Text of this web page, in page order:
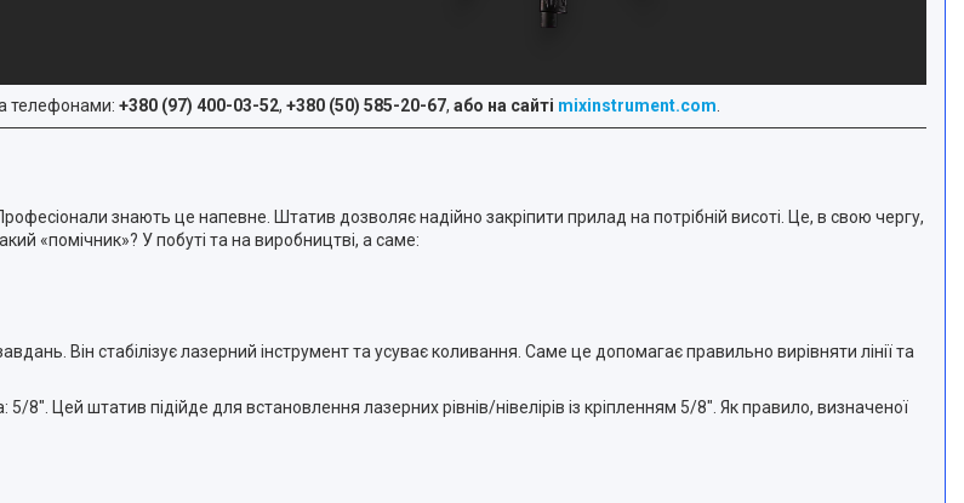
телефонами: +380 (97) 400-03-52, +380 (50) 585-20-67, або на сайті mixinstrument.com
знають це напевне. Штатив дозволяє надійно закріпити прилад на потрібній висоті. Це, в свою чергу,
«помічник»? У побуті та на виробництві, а саме:
Він стабілізує лазерний інструмент та усуває коливання. Саме це допомагає правильно вирівняти лінії та
Цей штатив підійде для встановлення лазерних рівнів/нівелірів із кріпленням 5/8". Як правило, визначеної